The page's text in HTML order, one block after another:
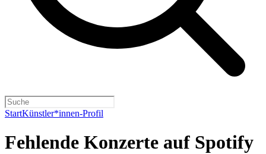
StartKünstler*innen-Profil
Fehlende Konzerte auf Spotify